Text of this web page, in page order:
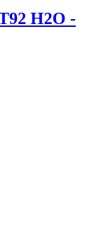
H2O -